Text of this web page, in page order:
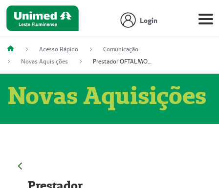
Login
Acesso Rápido
Comunicação
Novas Aquisições
Prestador OFTALMOCLÍNICA SÃO GONÇALO (55004164-2)
Novas Aquisições